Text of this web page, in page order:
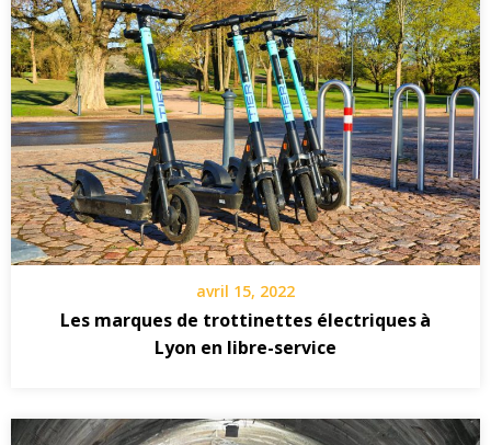
avril 15, 2022
Les marques de trottinettes électriques à
Lyon en libre-service